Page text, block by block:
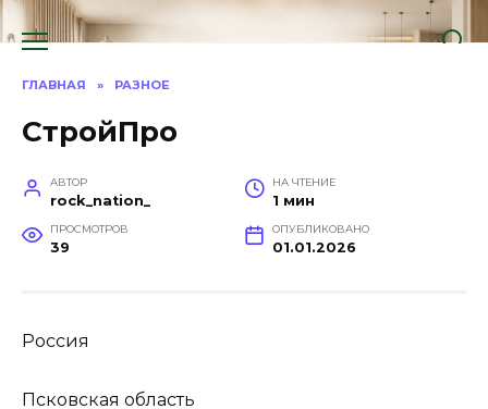
Перейти
к
ГЛАВНАЯ » РАЗНОЕ
СтройПро
АВТОР
rock_nation_
НА ЧТЕНИЕ
1 мин
ПРОСМОТРОВ
39
ОПУБЛИКОВАНО
01.01.2026
Россия
Псковская область